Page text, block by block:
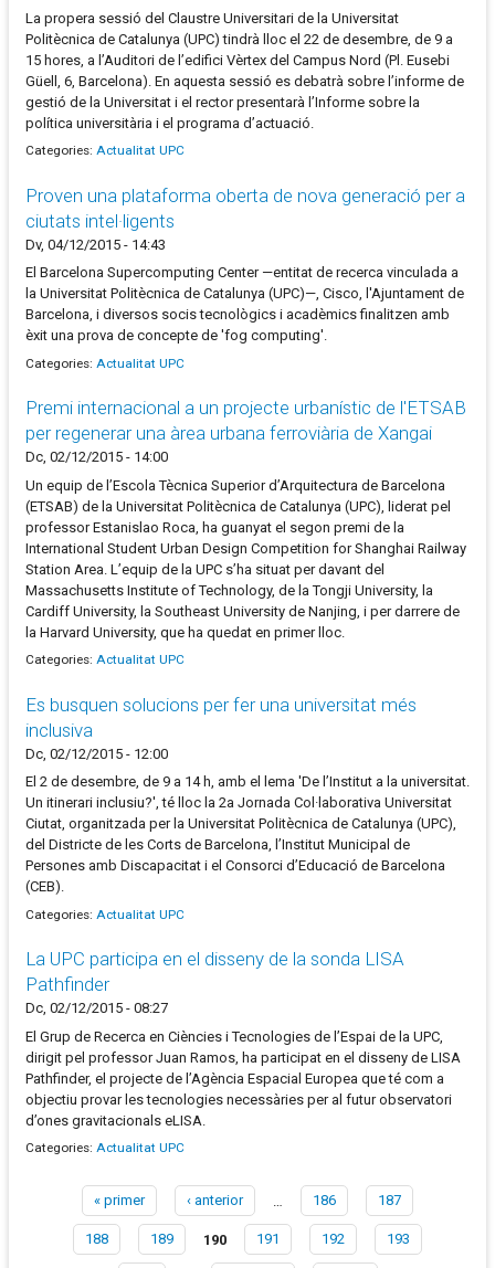
La propera sessió del Claustre Universitari de la Universitat
Politècnica de Catalunya (UPC) tindrà lloc el 22 de desembre, de 9 a
15 hores, a l’Auditori de l’edifici Vèrtex del Campus Nord (Pl. Eusebi
Güell, 6, Barcelona). En aquesta sessió es debatrà sobre l’informe de
gestió de la Universitat i el rector presentarà l’Informe sobre la
política universitària i el programa d’actuació.
Categories: Actualitat UPC
Proven una plataforma oberta de nova generació per a
ciutats intel·ligents
Dv, 04/12/2015 - 14:43
El Barcelona Supercomputing Center —entitat de recerca vinculada a
la Universitat Politècnica de Catalunya (UPC)—, Cisco, l'Ajuntament de
Barcelona, i diversos socis tecnològics i acadèmics finalitzen amb
èxit una prova de concepte de 'fog computing'.
Categories: Actualitat UPC
Premi internacional a un projecte urbanístic de l'ETSAB
per regenerar una àrea urbana ferroviària de Xangai
Dc, 02/12/2015 - 14:00
Un equip de l’Escola Tècnica Superior d’Arquitectura de Barcelona
(ETSAB) de la Universitat Politècnica de Catalunya (UPC), liderat pel
professor Estanislao Roca, ha guanyat el segon premi de la
International Student Urban Design Competition for Shanghai Railway
Station Area. L’equip de la UPC s’ha situat per davant del
Massachusetts Institute of Technology, de la Tongji University, la
Cardiff University, la Southeast University de Nanjing, i per darrere de
la Harvard University, que ha quedat en primer lloc.
Categories: Actualitat UPC
Es busquen solucions per fer una universitat més
inclusiva
Dc, 02/12/2015 - 12:00
El 2 de desembre, de 9 a 14 h, amb el lema 'De l’Institut a la universitat.
Un itinerari inclusiu?', té lloc la 2a Jornada Col·laborativa Universitat
Ciutat, organitzada per la Universitat Politècnica de Catalunya (UPC),
del Districte de les Corts de Barcelona, l’Institut Municipal de
Persones amb Discapacitat i el Consorci d’Educació de Barcelona
(CEB).
Categories: Actualitat UPC
La UPC participa en el disseny de la sonda LISA
Pathfinder
Dc, 02/12/2015 - 08:27
El Grup de Recerca en Ciències i Tecnologies de l’Espai de la UPC,
dirigit pel professor Juan Ramos, ha participat en el disseny de LISA
Pathfinder, el projecte de l’Agència Espacial Europea que té com a
objectiu provar les tecnologies necessàries per al futur observatori
d’ones gravitacionals eLISA.
Categories: Actualitat UPC
Pàgines
« primer ‹ anterior 186 187
188 189 190 191 192 193